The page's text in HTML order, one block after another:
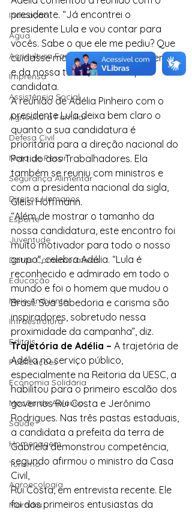
Indicação
Água
Agricultura Familiar
Imprensa
Assistência Social
Agricultura Familiar
Defesa Civil
Nota de Pesar
Segurança Alimentar
Direitos Humanos
Esporte
Juventude
Datas Comemorativas
Educação
Meio Ambiente
Infraestrutura
Editais
Publicações
Economia Solidária
Moção de Aplauso
Saúde
Homenagem
Turismo
Agroecologia
Moradia
presidente. “Já encontrei o
presidente Lula e vou contar para
vocês. Sabe o que ele me pediu? Que
cuidasse mais ainda da nossa gente
e da nossa terra”, relatou a pré-
candidata.
A reunião de Adélia Pinheiro com o
presidente Lula deixa bem claro o
quanto a sua candidatura é
prioritária para a direção nacional do
Partido dos Trabalhadores. Ela
também se reuniu com ministros e
com a presidenta nacional da sigla,
Gleisi Hoffmann.
“Além de mostrar o tamanho da
nossa candidatura, este encontro foi
muito motivador para todo o nosso
grupo”, celebra Adélia. “Lula é
reconhecido e admirado em todo o
mundo e foi o homem que mudou o
Brasil. Sua sabedoria e carisma são
inspiradores, sobretudo nessa
proximidade da campanha”, diz.
Trajetória de Adélia – A trajetória de
Adélia no serviço público,
especialmente na Reitoria da UESC, a
habilitou para o primeiro escalão dos
governos Rui Costa e Jerônimo
Rodrigues. Nas três pastas estaduais,
a candidata a prefeita da terra de
Gabriela demonstrou competência,
segundo afirmou o ministro da Casa
Civil,
Rui Costa, em entrevista recente. Ele
foi dos primeiros entusiastas da